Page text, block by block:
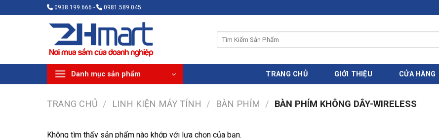
qua
0938.199.666 - 0981.589.045
Danh mục sản phẩm TRANG CHỦ GIỚI THIỆU CỬA HÀNG
TRANG CHỦ / LINH KIỆN MÁY TÍNH / BÀN PHÍM / BÀN PHÍM KHÔNG DÂY-WIRELESS
Không tìm thấy sản phẩm nào khớp với lựa chọn của bạn.